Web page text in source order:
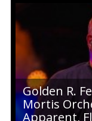
Golden R.
Mortis
Apparent,